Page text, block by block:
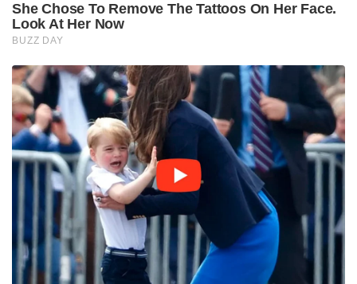
She Chose To Remove The Tattoos On Her Face.
Look At Her Now
BUZZ DAY